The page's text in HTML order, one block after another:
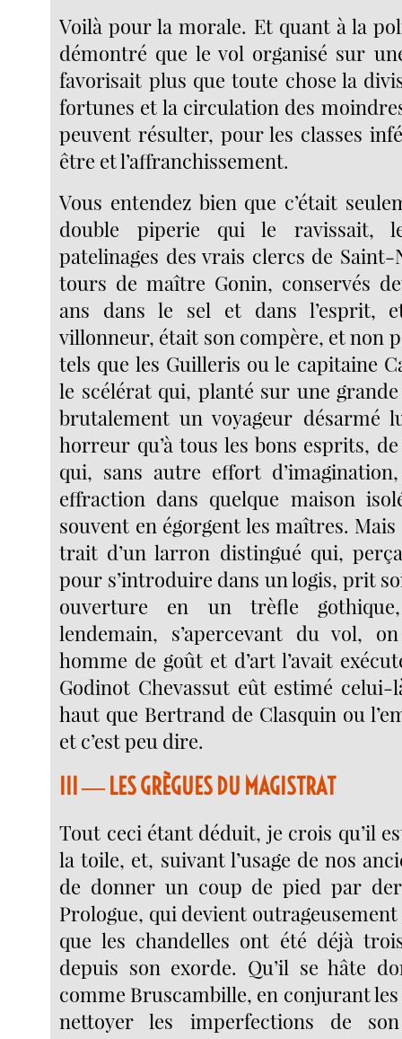
Voilà pour la morale. Et quant à la
démontré que le vol organisé sur
favorisait plus que toute chose la
fortunes et la circulation des
peuvent résulter, pour les classes
être et l’affranchissement.
Vous entendez bien que c’était
double piperie qui le ravissait,
patelinages des vrais clercs de Saint-
tours de maître Gonin, conservés
ans dans le sel et dans l’esprit,
villonneur, était son compère, et non
tels que les Guilleris ou le capitaine
le scélérat qui, planté sur une
brutalement un voyageur désarmé
horreur qu’à tous les bons esprits,
qui, sans autre effort
effraction dans quelque maison
souvent en égorgent les maîtres.
trait d’un larron distingué qui,
pour s’introduire dans un logis, prit
ouverture en un trèfle
lendemain, s’apercevant du vol,
homme de goût et d’art l’avait
Godinot Chevassut eût estimé celui-
haut que Bertrand de Clasquin ou
et c’est peu dire.
III ― LES GRÈGUES DU MAGISTRAT
Tout ceci étant déduit, je crois qu’il
la toile, et, suivant l’usage de nos
de donner un coup de pied par
Prologue, qui devient
que les chandelles ont été déjà
depuis son exorde. Qu’il se hâte
comme Bruscambille, en conjurant
nettoyer les imperfections de